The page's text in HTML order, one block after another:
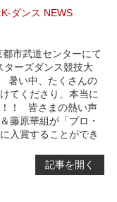
K-ダンス NEWS
市武道センターにて
ターズダンス競技大
暑い中、たくさんの
てくださり、本当に
！ 皆さまの熱い声
藤原華組が「プロ・
入賞することができ
記事を開く